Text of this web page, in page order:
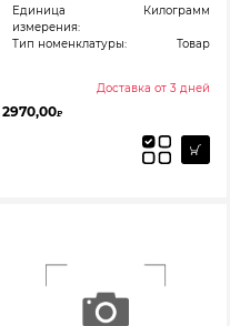
Единица
измерения:
Килограмм
Тип номенклатуры: Товар
Доставка от 3 дней
2970,00₽